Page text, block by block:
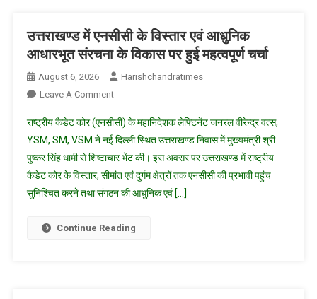
के
लिए
खुशखबरी,
देखें
पूरे
उत्तराखण्ड में एनसीसी के विस्तार एवं आधुनिक
आधारभूत संरचना के विकास पर हुई महत्वपूर्ण चर्चा
August 6, 2026
Harishchandratimes
Leave A CommentOn
में
एनसीसी
के
विस्तार
एवं
आधारभूत
राष्ट्रीय कैडेट कोर (एनसीसी) के महानिदेशक लेफ्टिनेंट जनरल वीरेन्द्र वत्स,
YSM, SM, VSM ने नई दिल्ली स्थित उत्तराखण्ड निवास में मुख्यमंत्री श्री
पुष्कर सिंह धामी से शिष्टाचार भेंट की। इस अवसर पर उत्तराखण्ड में राष्ट्रीय
कैडेट कोर के विस्तार, सीमांत एवं दुर्गम क्षेत्रों तक एनसीसी की प्रभावी पहुंच
सुनिश्चित करने तथा संगठन की आधुनिक एवं […]
Continue Reading